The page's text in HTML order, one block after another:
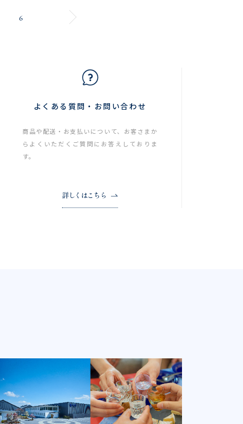
6
よくある質問・お問い合わせ
商品や配送・お支払いについて、お客さまか
らよくいただくご質問にお答えしておりま
す。
詳しくはこちら